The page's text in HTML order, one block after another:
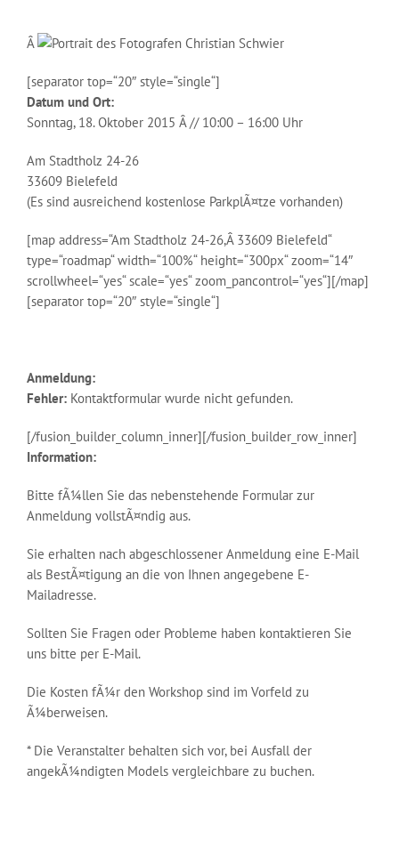
Â
[separator top=“20″ style=“single“]
Datum und Ort:
Sonntag, 18. Oktober 2015 Â // 10:00 – 16:00 Uhr
Am Stadtholz 24-26
33609 Bielefeld
(Es sind ausreichend kostenlose ParkplÃ¤tze vorhanden)
[map address=“Am Stadtholz 24-26,Â 33609 Bielefeld“
type=“roadmap“ width=“100%“ height=“300px“ zoom=“14″
scrollwheel=“yes“ scale=“yes“ zoom_pancontrol=“yes“][/map]
[separator top=“20″ style=“single“]
Anmeldung:
Fehler: Kontaktformular wurde nicht gefunden.
[/fusion_builder_column_inner][/fusion_builder_row_inner]
Information:
Bitte fÃ¼llen Sie das nebenstehende Formular zur
Anmeldung vollstÃ¤ndig aus.
Sie erhalten nach abgeschlossener Anmeldung eine E-Mail
als BestÃ¤tigung an die von Ihnen angegebene E-
Mailadresse.
Sollten Sie Fragen oder Probleme haben kontaktieren Sie
uns bitte per E-Mail.
Die Kosten fÃ¼r den Workshop sind im Vorfeld zu
Ã¼berweisen.
* Die Veranstalter behalten sich vor, bei Ausfall der
angekÃ¼ndigten Models vergleichbare zu buchen.